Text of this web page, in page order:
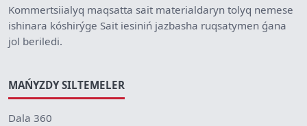
Kommertsiialyq maqsatta sait materialdaryn tolyq nemese
ishinara kóshirýge Sait iesiniń jazbasha ruqsatymen ǵana
jol beriledi.
MAŃYZDY SILTEMELER
Dala 360